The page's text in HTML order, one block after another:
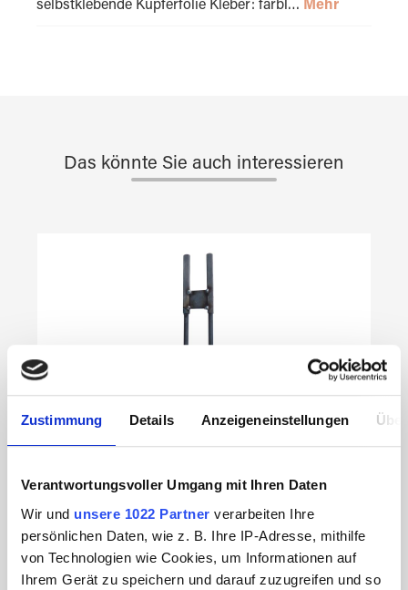
Zustimmung Details Anzeigeneinstellungen
Verantwortungsvoller Umgang mit Ihren Daten
Wir und unsere 1022 Partner verarbeiten Ihre
persönlichen Daten, wie z. B. Ihre IP-Adresse, mithilfe
von Technologien wie Cookies, um Informationen auf
Ihrem Gerät zu speichern und darauf zuzugreifen und so
selbstklebende Kupferfolie Kleber: farbl… Mehr
Das könnte Sie auch interessieren
Bodenhalter für Displays 45958xx Eisen